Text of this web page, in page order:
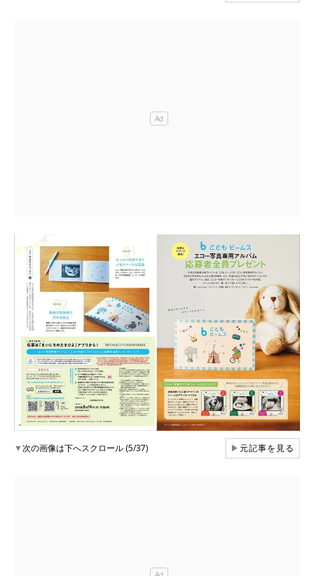
▼次の画像は下へスクロール (5/37) ▶元記事を見る